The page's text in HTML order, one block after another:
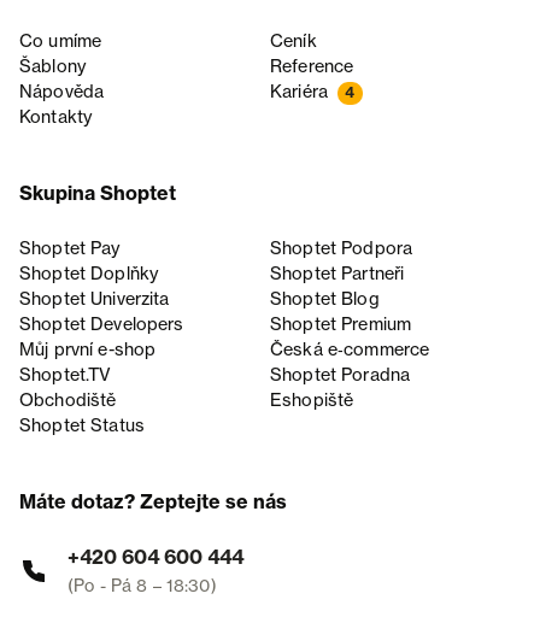
Co umíme
Ceník
Šablony
Reference
Nápověda
Kariéra 4
Kontakty
Skupina Shoptet
Shoptet Pay
Shoptet Podpora
Shoptet Doplňky
Shoptet Partneři
Shoptet Univerzita
Shoptet Blog
Shoptet Developers
Shoptet Premium
Můj první e-shop
Česká e‑commerce
Shoptet.TV
Shoptet Poradna
Obchodiště
Eshopiště
Shoptet Status
Máte dotaz? Zeptejte se nás
+420 604 600 444
(Po - Pá 8 – 18:30)